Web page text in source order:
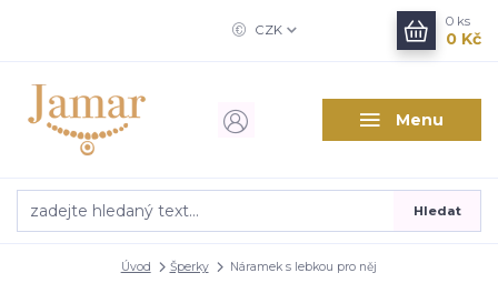
Menu
CZK
Hledat
0 ks
0 Kč
Úvod Šperky Náramek s lebkou pro něj